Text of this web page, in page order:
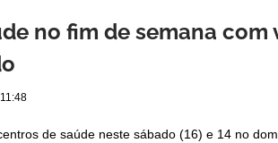
no fim de semana com
de saúde neste sábado (16) e 14 no